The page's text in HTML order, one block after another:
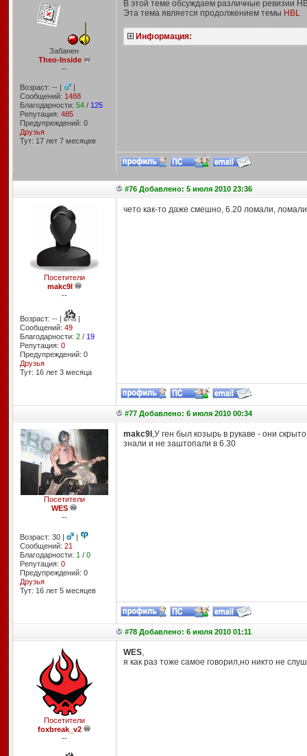
Забанен
Theo-Inside
--
Возраст: -- |
|
Сообщений: 1488
Благодарности: 54/ 125
Репутация: 485
Предупреждений: 0
Друзья
Тут: 17 лет 7 месяцев
В этой теме обсуждаем различные ревизии
Эта тема является продолжением темы HBL
Информация:
#76 Добавлено: 5 июля 2010 23:36
Посетители
makc9I
--
Возраст: -- |
|
Сообщений: 49
Благодарности: 2/ 19
Репутация: 0
Предупреждений: 0
Друзья
Тут: 16 лет 3 месяцa
чето как-то даже смешно, 6.20 ломали,
#77 Добавлено: 6 июля 2010 00:34
Посетители
WES
--
Возраст: 30 |
|
Сообщений: 21
Благодарности: 1 / 0
Репутация: 0
Предупреждений: 0
Друзья
Тут: 16 лет 5 месяцев
makc9I ,У ген был козырь в рукаве - они
знали и не заштопали в 6.30
#78 Добавлено: 6 июля 2010 01:11
Посетители
foxbreak_v2
--
WES,
я как раз тоже самое говорил,но никто не